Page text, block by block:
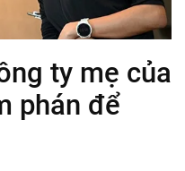
ty mẹ của
phán để